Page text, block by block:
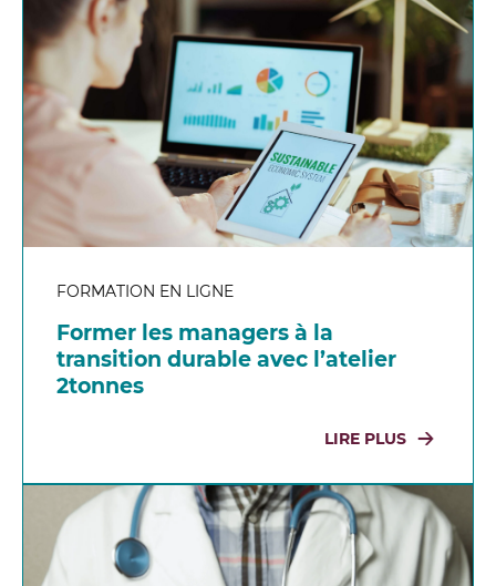
FORMATION EN LIGNE
Former les managers à la
transition durable avec l’atelier
2tonnes
LIRE PLUS